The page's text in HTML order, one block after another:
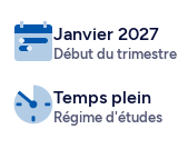
Janvier 2027
Début du trimestre
Temps plein
Régime d'études